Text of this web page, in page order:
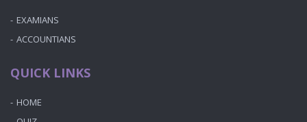
EXAMIANS
ACCOUNTIANS
QUICK LINKS
HOME